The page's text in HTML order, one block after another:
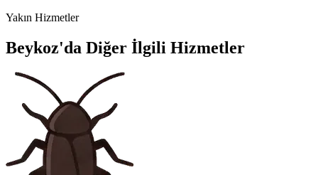
Yakın Hizmetler
Beykoz'da Diğer İlgili Hizmetler